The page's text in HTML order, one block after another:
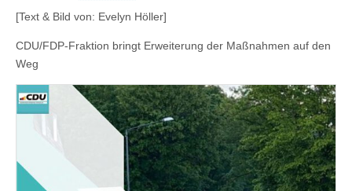
[Text & Bild von: Evelyn Höller]
CDU/FDP-Fraktion bringt Erweiterung der Maßnahmen auf den
Weg